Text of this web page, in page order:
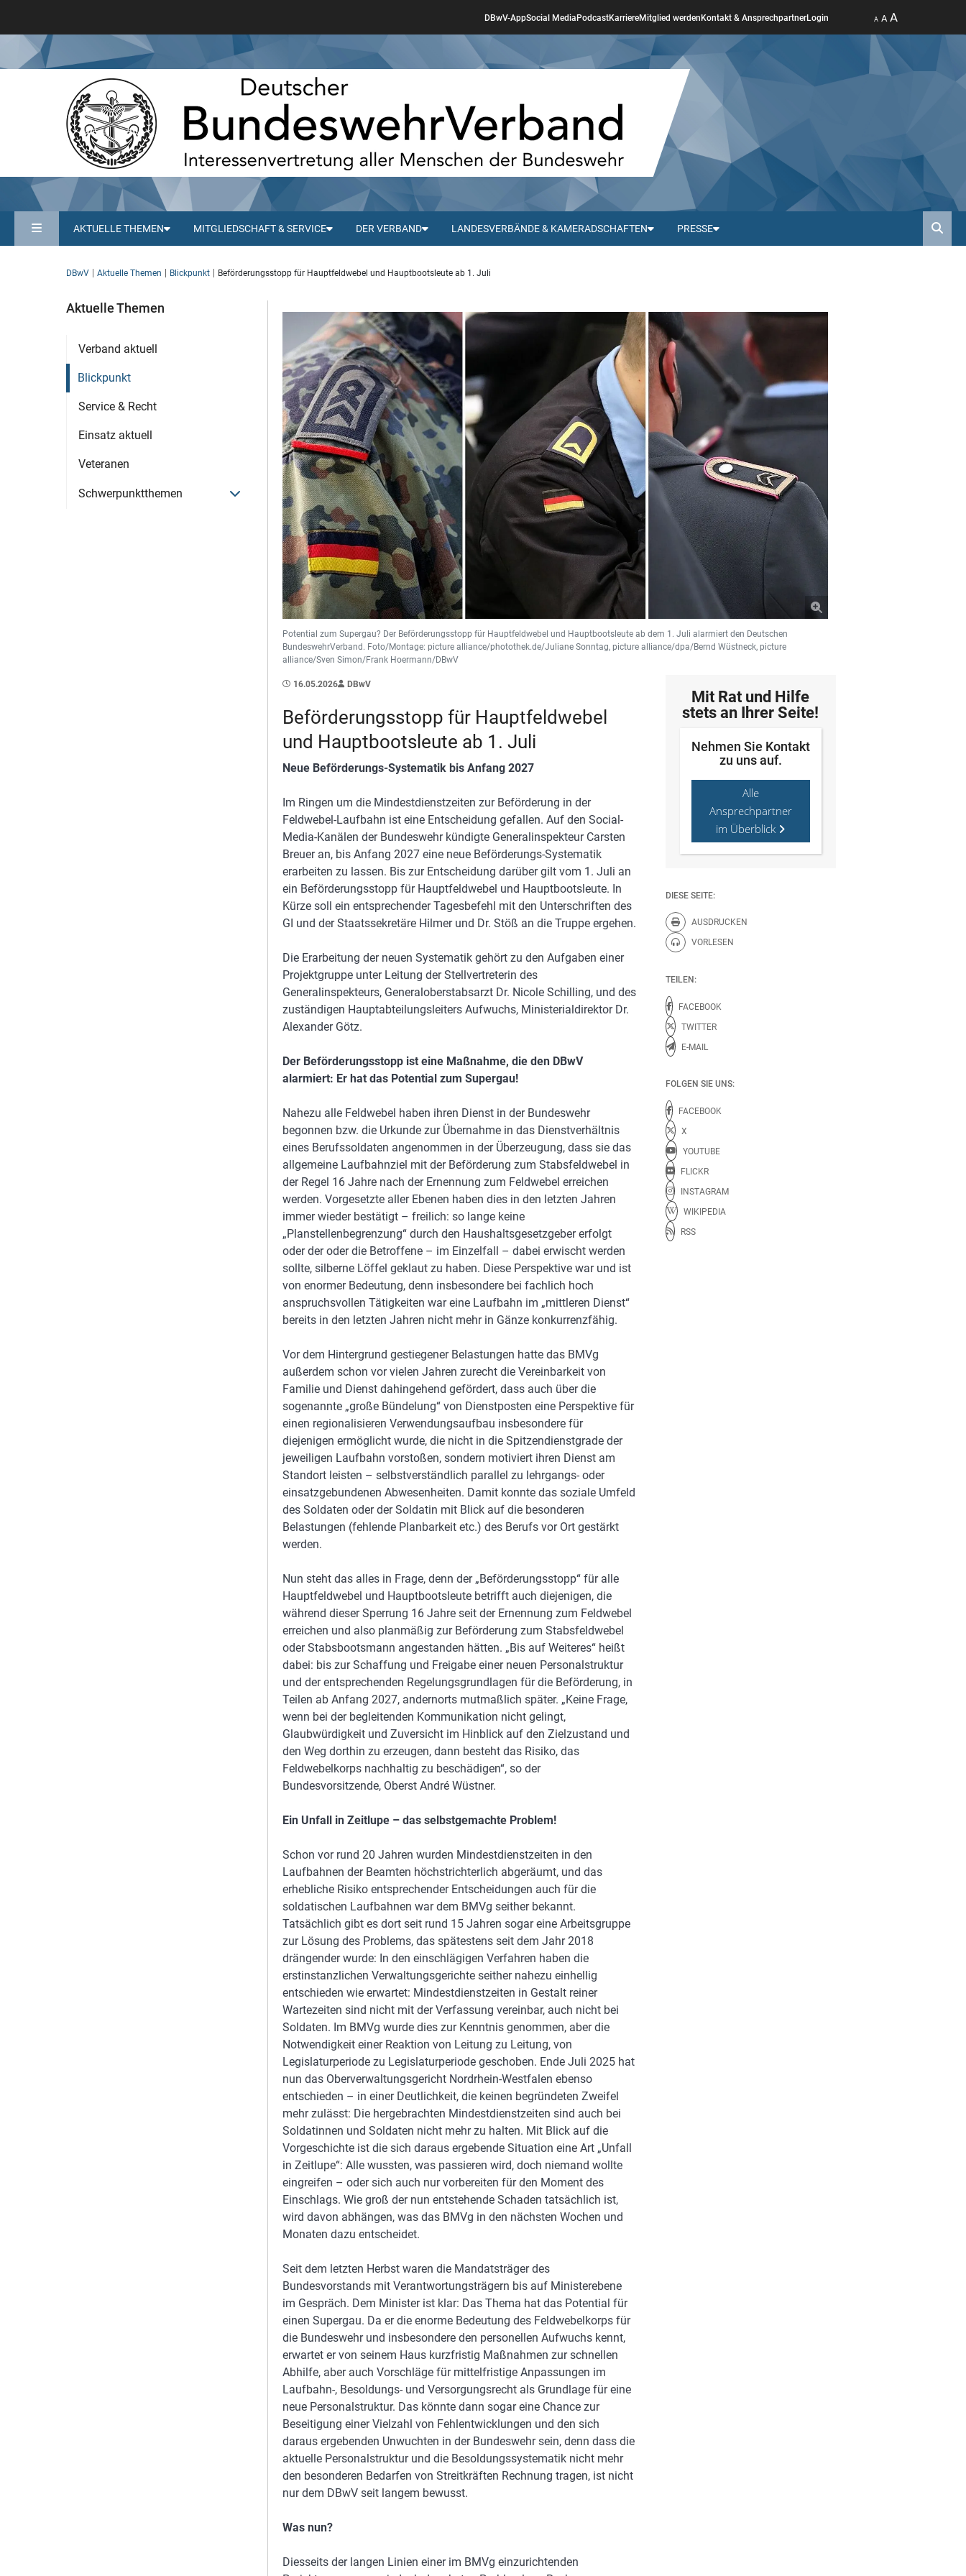
DBwV-AppSocial Media PodcastKarriereMitglied werden Kontakt & AnsprechpartnerLogin A A A
AKTUELLE THEMEN MITGLIEDSCHAFT & SERVICE DER VERBAND LANDESVERBÄNDE & KAMERADSCHAFTEN PRESSE
DBwV Aktuelle Themen Blickpunkt Beförderungsstopp für Hauptfeldwebel und Hauptbootsleute ab 1. Juli
Aktuelle Themen
Verband aktuell
Blickpunkt
Service & Recht
Einsatz aktuell
Veteranen
Schwerpunktthemen Menü öffnen
Potential zum Supergau? Der Beförderungsstopp für Hauptfeldwebel und Hauptbootsleute ab dem 1. Juli alarmiert den Deutschen
BundeswehrVerband. Foto/Montage: picture alliance/photothek.de/Juliane Sonntag, picture alliance/dpa/Bernd Wüstneck, picture
alliance/Sven Simon/Frank Hoermann/DBwV
16.05.2026 DBwV
Beförderungsstopp für Hauptfeldwebel
und Hauptbootsleute ab 1. Juli
Neue Beförderungs-Systematik bis Anfang 2027
Im Ringen um die Mindestdienstzeiten zur Beförderung in der
Feldwebel-Laufbahn ist eine Entscheidung gefallen. Auf den Social-
Media-Kanälen der Bundeswehr kündigte Generalinspekteur Carsten
Breuer an, bis Anfang 2027 eine neue Beförderungs-Systematik
erarbeiten zu lassen. Bis zur Entscheidung darüber gilt vom 1. Juli an
ein Beförderungsstopp für Hauptfeldwebel und Hauptbootsleute. In
Kürze soll ein entsprechender Tagesbefehl mit den Unterschriften des
GI und der Staatssekretäre Hilmer und Dr. Stöß an die Truppe ergehen.
Die Erarbeitung der neuen Systematik gehört zu den Aufgaben einer
Projektgruppe unter Leitung der Stellvertreterin des
Generalinspekteurs, Generaloberstabsarzt Dr. Nicole Schilling, und des
zuständigen Hauptabteilungsleiters Aufwuchs, Ministerialdirektor Dr.
Alexander Götz.
Der Beförderungsstopp ist eine Maßnahme, die den DBwV
alarmiert: Er hat das Potential zum Supergau!
Nahezu alle Feldwebel haben ihren Dienst in der Bundeswehr
begonnen bzw. die Urkunde zur Übernahme in das Dienstverhältnis
eines Berufssoldaten angenommen in der Überzeugung, dass sie das
allgemeine Laufbahnziel mit der Beförderung zum Stabsfeldwebel in
der Regel 16 Jahre nach der Ernennung zum Feldwebel erreichen
werden. Vorgesetzte aller Ebenen haben dies in den letzten Jahren
immer wieder bestätigt – freilich: so lange keine
„Planstellenbegrenzung“ durch den Haushaltsgesetzgeber erfolgt
oder der oder die Betroffene – im Einzelfall – dabei erwischt werden
sollte, silberne Löffel geklaut zu haben. Diese Perspektive war und ist
von enormer Bedeutung, denn insbesondere bei fachlich hoch
anspruchsvollen Tätigkeiten war eine Laufbahn im „mittleren Dienst“
bereits in den letzten Jahren nicht mehr in Gänze konkurrenzfähig.
Vor dem Hintergrund gestiegener Belastungen hatte das BMVg
außerdem schon vor vielen Jahren zurecht die Vereinbarkeit von
Familie und Dienst dahingehend gefördert, dass auch über die
sogenannte „große Bündelung“ von Dienstposten eine Perspektive für
einen regionalisieren Verwendungsaufbau insbesondere für
diejenigen ermöglicht wurde, die nicht in die Spitzendienstgrade der
jeweiligen Laufbahn vorstoßen, sondern motiviert ihren Dienst am
Standort leisten – selbstverständlich parallel zu lehrgangs- oder
einsatzgebundenen Abwesenheiten. Damit konnte das soziale Umfeld
des Soldaten oder der Soldatin mit Blick auf die besonderen
Belastungen (fehlende Planbarkeit etc.) des Berufs vor Ort gestärkt
werden.
Nun steht das alles in Frage, denn der „Beförderungsstopp“ für alle
Hauptfeldwebel und Hauptbootsleute betrifft auch diejenigen, die
während dieser Sperrung 16 Jahre seit der Ernennung zum Feldwebel
erreichen und also planmäßig zur Beförderung zum Stabsfeldwebel
oder Stabsbootsmann angestanden hätten. „Bis auf Weiteres“ heißt
dabei: bis zur Schaffung und Freigabe einer neuen Personalstruktur
und der entsprechenden Regelungsgrundlagen für die Beförderung, in
Teilen ab Anfang 2027, andernorts mutmaßlich später. „Keine Frage,
wenn bei der begleitenden Kommunikation nicht gelingt,
Glaubwürdigkeit und Zuversicht im Hinblick auf den Zielzustand und
den Weg dorthin zu erzeugen, dann besteht das Risiko, das
Feldwebelkorps nachhaltig zu beschädigen“, so der
Bundesvorsitzende, Oberst André Wüstner.
Ein Unfall in Zeitlupe – das selbstgemachte Problem!
Schon vor rund 20 Jahren wurden Mindestdienstzeiten in den
Laufbahnen der Beamten höchstrichterlich abgeräumt, und das
erhebliche Risiko entsprechender Entscheidungen auch für die
soldatischen Laufbahnen war dem BMVg seither bekannt.
Tatsächlich gibt es dort seit rund 15 Jahren sogar eine Arbeitsgruppe
zur Lösung des Problems, das spätestens seit dem Jahr 2018
drängender wurde: In den einschlägigen Verfahren haben die
erstinstanzlichen Verwaltungsgerichte seither nahezu einhellig
entschieden wie erwartet: Mindestdienstzeiten in Gestalt reiner
Wartezeiten sind nicht mit der Verfassung vereinbar, auch nicht bei
Soldaten. Im BMVg wurde dies zur Kenntnis genommen, aber die
Notwendigkeit einer Reaktion von Leitung zu Leitung, von
Legislaturperiode zu Legislaturperiode geschoben. Ende Juli 2025 hat
nun das Oberverwaltungsgericht Nordrhein-Westfalen ebenso
entschieden – in einer Deutlichkeit, die keinen begründeten Zweifel
mehr zulässt: Die hergebrachten Mindestdienstzeiten sind auch bei
Soldatinnen und Soldaten nicht mehr zu halten. Mit Blick auf die
Vorgeschichte ist die sich daraus ergebende Situation eine Art „Unfall
in Zeitlupe“: Alle wussten, was passieren wird, doch niemand wollte
eingreifen – oder sich auch nur vorbereiten für den Moment des
Einschlags. Wie groß der nun entstehende Schaden tatsächlich ist,
wird davon abhängen, was das BMVg in den nächsten Wochen und
Monaten dazu entscheidet.
Seit dem letzten Herbst waren die Mandatsträger des
Bundesvorstands mit Verantwortungsträgern bis auf Ministerebene
im Gespräch. Dem Minister ist klar: Das Thema hat das Potential für
einen Supergau. Da er die enorme Bedeutung des Feldwebelkorps für
die Bundeswehr und insbesondere den personellen Aufwuchs kennt,
erwartet er von seinem Haus kurzfristig Maßnahmen zur schnellen
Abhilfe, aber auch Vorschläge für mittelfristige Anpassungen im
Laufbahn-, Besoldungs- und Versorgungsrecht als Grundlage für eine
neue Personalstruktur. Das könnte dann sogar eine Chance zur
Beseitigung einer Vielzahl von Fehlentwicklungen und den sich
daraus ergebenden Unwuchten in der Bundeswehr sein, denn dass die
aktuelle Personalstruktur und die Besoldungssystematik nicht mehr
den besonderen Bedarfen von Streitkräften Rechnung tragen, ist nicht
nur dem DBwV seit langem bewusst.
Was nun?
Diesseits der langen Linien einer im BMVg einzurichtenden
Mit Rat und Hilfe
stets an Ihrer Seite!
Nehmen Sie Kontakt
zu uns auf.
Alle
Ansprechpartner
im Überblick
DIESE SEITE:
AUSDRUCKEN
Diese Seite drucken.
VORLESEN
Diese Seite vorlesen.
TEILEN:
FACEBOOK
TWITTER
E-MAIL
FOLGEN SIE UNS:
FACEBOOK
X
YOUTUBE
FLICKR
INSTAGRAM
WIKIPEDIA
RSS